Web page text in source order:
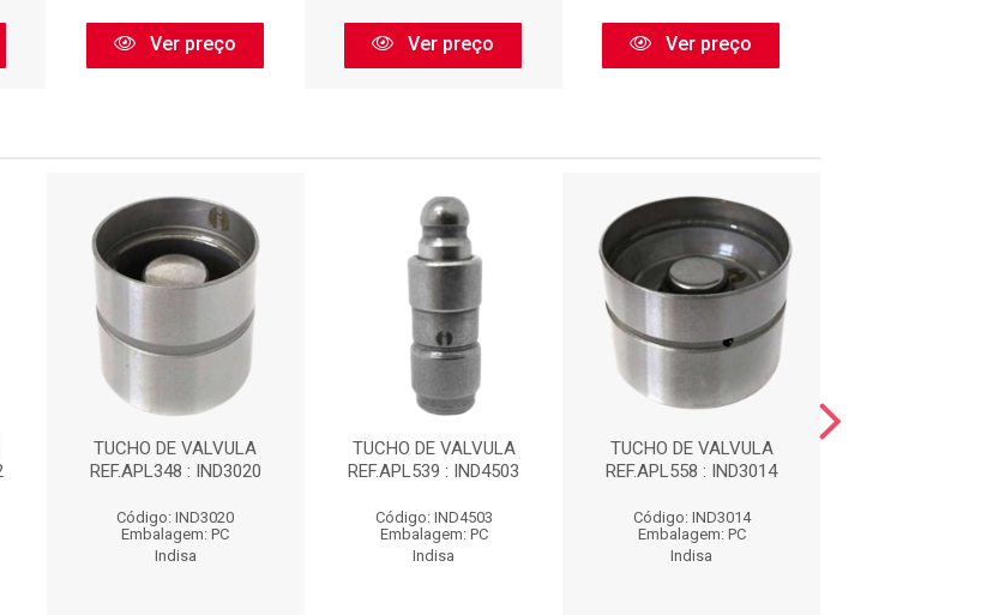
Ver preço Ver preço Ver preço
TUCHO DE VALVULA
REF.APL348 : IND3020
Código: IND3020
Embalagem: PC
Indisa
TUCHO DE VALVULA
REF.APL539 : IND4503
Código: IND4503
Embalagem: PC
Indisa
TUCHO DE VALVULA
REF.APL558 : IND3014
Código: IND3014
Embalagem: PC
Indisa